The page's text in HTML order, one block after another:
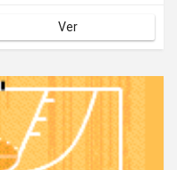
Ver